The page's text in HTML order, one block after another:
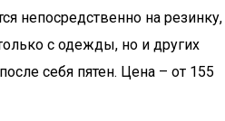
непосредственно на резинку,
с одежды, но и других
себя пятен. Цена – от 155